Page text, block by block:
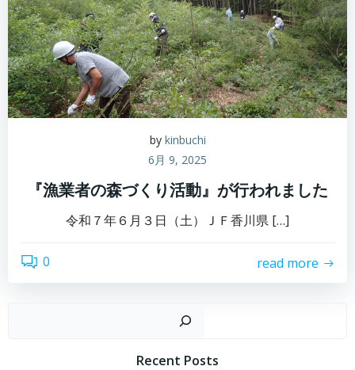
by kinbuchi
6月 9, 2025
『漁業者の森づくり活動』が行われました
令和７年６月３日（土）ＪＦ香川県 […]
0 read more
Recent Posts